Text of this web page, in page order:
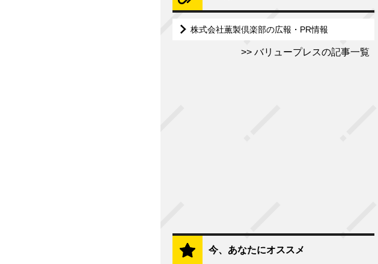
株式会社薫製倶楽部の広報・PR情報
バリュープレスの記事一覧
今、あなたにオススメ